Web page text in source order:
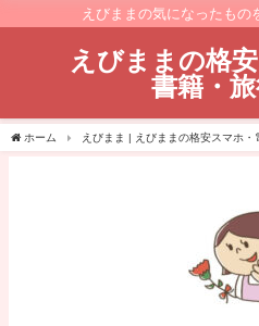
えびままの気になったもの
えびままの格
書籍・
ホーム えびまま | えびままの格安スマホ